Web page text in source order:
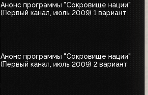
Анонс программы "Сокровище нации"
(Первый канал, июль 2009) 1 вариант
Анонс программы "Сокровище нации"
(Первый канал, июль 2009) 2 вариант